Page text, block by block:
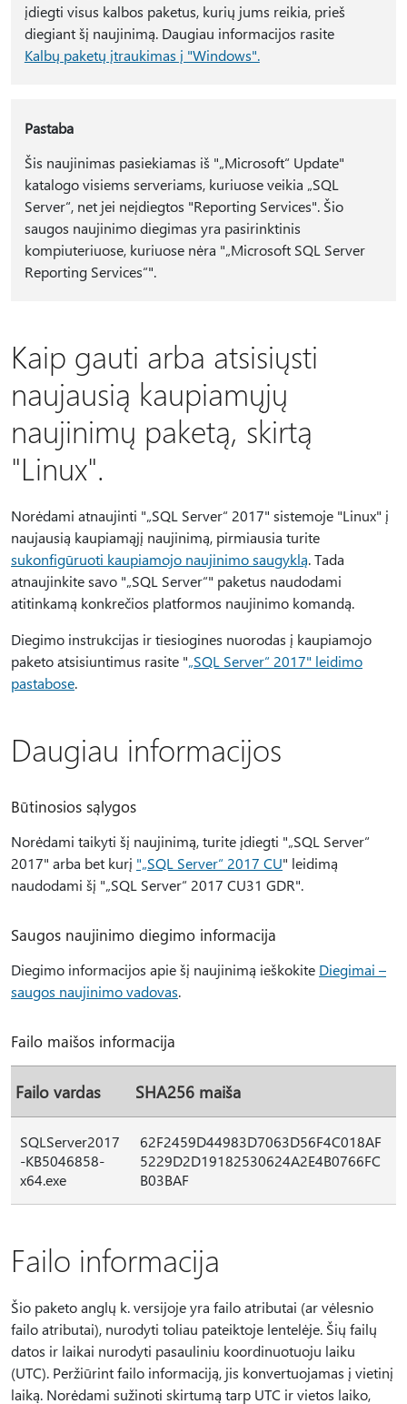
įdiegti visus kalbos paketus, kurių jums reikia, prieš
diegiant šį naujinimą. Daugiau informacijos rasite
Kalbų paketų įtraukimas į "Windows".
Pastaba
Šis naujinimas pasiekiamas iš "„Microsoft“ Update"
katalogo visiems serveriams, kuriuose veikia „SQL
Server“, net jei neįdiegtos "Reporting Services". Šio
saugos naujinimo diegimas yra pasirinktinis
kompiuteriuose, kuriuose nėra "„Microsoft SQL Server
Reporting Services“".
Kaip gauti arba atsisiųsti
naujausią kaupiamųjų
naujinimų paketą, skirtą
"Linux".
Norėdami atnaujinti "„SQL Server“ 2017" sistemoje "Linux" į
naujausią kaupiamąjį naujinimą, pirmiausia turite
sukonfigūruoti kaupiamojo naujinimo saugyklą. Tada
atnaujinkite savo "„SQL Server“" paketus naudodami
atitinkamą konkrečios platformos naujinimo komandą.
Diegimo instrukcijas ir tiesiogines nuorodas į kaupiamojo
paketo atsisiuntimus rasite "„SQL Server“ 2017" leidimo
pastabose.
Daugiau informacijos
Būtinosios sąlygos
Norėdami taikyti šį naujinimą, turite įdiegti "„SQL Server“
2017" arba bet kurį "„SQL Server“ 2017 CU" leidimą
naudodami šį "„SQL Server“ 2017 CU31 GDR".
Saugos naujinimo diegimo informacija
Diegimo informacijos apie šį naujinimą ieškokite Diegimai –
saugos naujinimo vadovas.
Failo maišos informacija
Failo vardas SHA256 maiša
SQLServer2017
-KB5046858-
x64.exe
62F2459D44983D7063D56F4C018AF
5229D2D19182530624A2E4B0766FC
B03BAF
Failo informacija
Šio paketo anglų k. versijoje yra failo atributai (ar vėlesnio
failo atributai), nurodyti toliau pateiktoje lentelėje. Šių failų
datos ir laikai nurodyti pasauliniu koordinuotuoju laiku
(UTC). Peržiūrint failo informaciją, jis konvertuojamas į vietinį
laiką. Norėdami sužinoti skirtumą tarp UTC ir vietos laiko,